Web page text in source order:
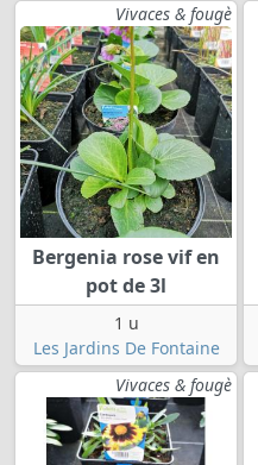
Vivaces & fougè
Bergenia rose vif en
pot de 3l
1 u
Les Jardins De Fontaine
Vivaces & fougè